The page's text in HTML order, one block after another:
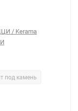
/ Kerama
под камень